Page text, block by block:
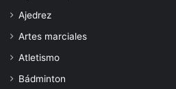
Ajedrez
Artes marciales
Atletismo
Bádminton